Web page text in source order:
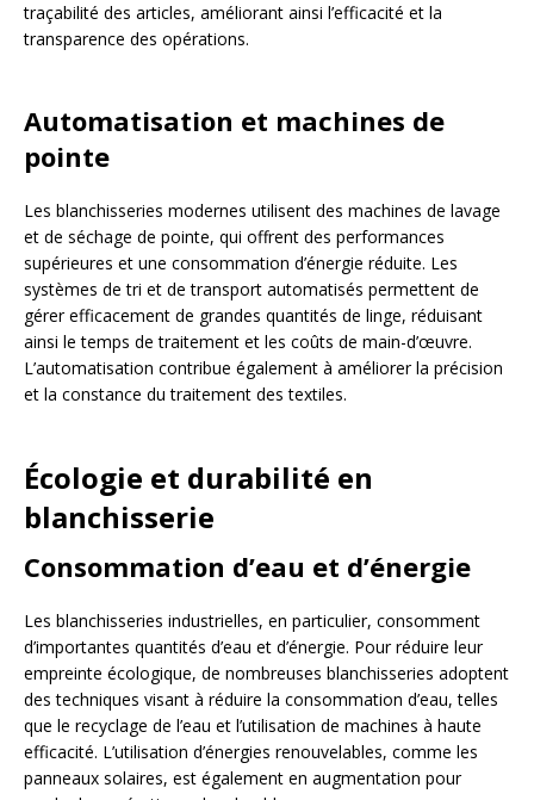
traçabilité des articles, améliorant ainsi l’efficacité et la
transparence des opérations.
Automatisation et machines de
pointe
Les blanchisseries modernes utilisent des machines de lavage
et de séchage de pointe, qui offrent des performances
supérieures et une consommation d’énergie réduite. Les
systèmes de tri et de transport automatisés permettent de
gérer efficacement de grandes quantités de linge, réduisant
ainsi le temps de traitement et les coûts de main-d’œuvre.
L’automatisation contribue également à améliorer la précision
et la constance du traitement des textiles.
Écologie et durabilité en
blanchisserie
Consommation d’eau et d’énergie
Les blanchisseries industrielles, en particulier, consomment
d’importantes quantités d’eau et d’énergie. Pour réduire leur
empreinte écologique, de nombreuses blanchisseries adoptent
des techniques visant à réduire la consommation d’eau, telles
que le recyclage de l’eau et l’utilisation de machines à haute
efficacité. L’utilisation d’énergies renouvelables, comme les
panneaux solaires, est également en augmentation pour